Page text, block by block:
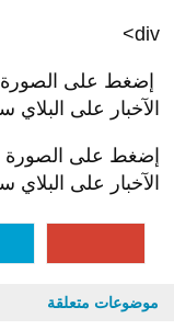
div>
إضغط على الصورة
الآخبار على البلاي
إضغط على الصورة
الآخبار على البلاي
موضوعات متعلقة